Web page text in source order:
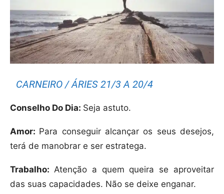
CARNEIRO / ÁRIES 21/3 A 20/4
Conselho Do Dia: Seja astuto.
Amor: Para conseguir alcançar os seus desejos,
terá de manobrar e ser estratega.
Trabalho: Atenção a quem queira se aproveitar
das suas capacidades. Não se deixe enganar.